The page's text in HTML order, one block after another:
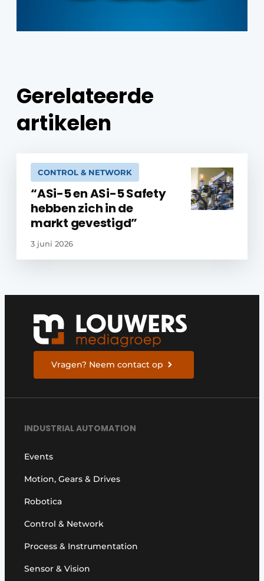
Gerelateerde
artikelen
CONTROL & NETWORK
“ASi-5 en ASi-5 Safety
hebben zich in de
markt gevestigd”
3 juni 2026
Vragen? Neem contact op
INDUSTRIAL AUTOMATION
Events
Motion, Gears & Drives
Robotica
Control & Network
Process & Instrumentation
Sensor & Vision